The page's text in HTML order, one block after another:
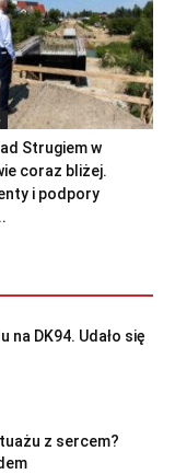
Strugiem w
coraz bliżej.
i podpory
na DK94. Udało się
z sercem?